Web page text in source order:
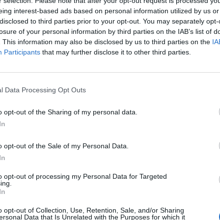
interest-based ads based on personal information utilized by us
to third parties prior to your opt-out. You may separately
of your personal information by third parties on the IAB’s list of
This information may also be disclosed by us to third parties on the
Participants that may further disclose it to other third parties.
Data Processing Opt Outs
opt-out of the Sharing of my personal data.
opt-out of the Sale of my Personal Data.
opt-out of processing my Personal Data for Targeted
opt-out of Collection, Use, Retention, Sale, and/or Sharing
Data that Is Unrelated with the Purposes for which it
empresariales son mejores y las
contables más prudentes", indica Amat.
se deteriora, hay compañías que pretenden
criterios contables menos prudentes. Es
que llegan los fraudes contables de manos de
más bajos". La crisis no se ha acabado, así que
contables.